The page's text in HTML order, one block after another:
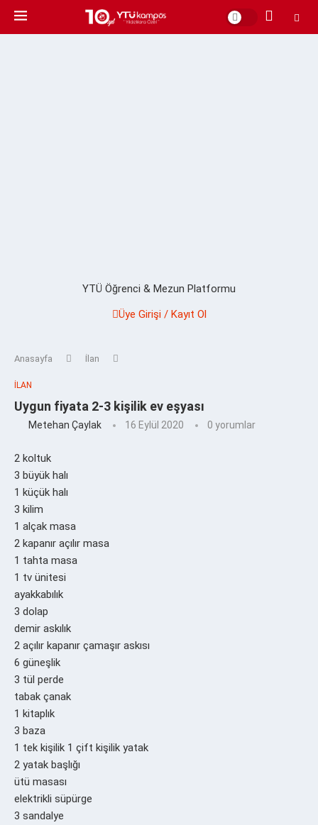
YTÜ Öğrenci & Mezun Platformu
Üye Girişi / Kayıt Ol
Anasayfa İlan
İLAN
Uygun fiyata 2-3 kişilik ev eşyası
Metehan Çaylak 16 Eylül 2020 0 yorumlar
2 koltuk
3 büyük halı
1 küçük halı
3 kilim
1 alçak masa
2 kapanır açılır masa
1 tahta masa
1 tv ünitesi
ayakkabılık
3 dolap
demir askılık
2 açılır kapanır çamaşır askısı
6 güneşlik
3 tül perde
tabak çanak
1 kitaplık
3 baza
1 tek kişilik 1 çift kişilik yatak
2 yatak başlığı
ütü masası
elektrikli süpürge
3 sandalye